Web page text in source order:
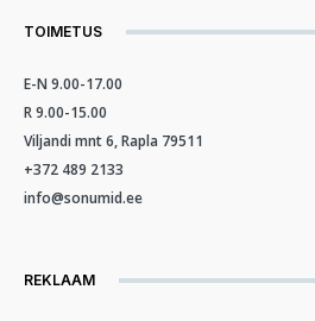
TOIMETUS
E-N 9.00-17.00
R 9.00-15.00
Viljandi mnt 6, Rapla 79511
+372 489 2133
info@sonumid.ee
REKLAAM